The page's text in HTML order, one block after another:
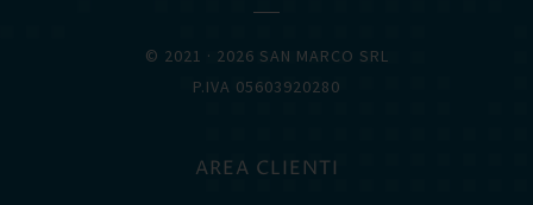
© 2021 · 2026 SAN MARCO SRL
P.IVA 05603920280
AREA CLIENTI